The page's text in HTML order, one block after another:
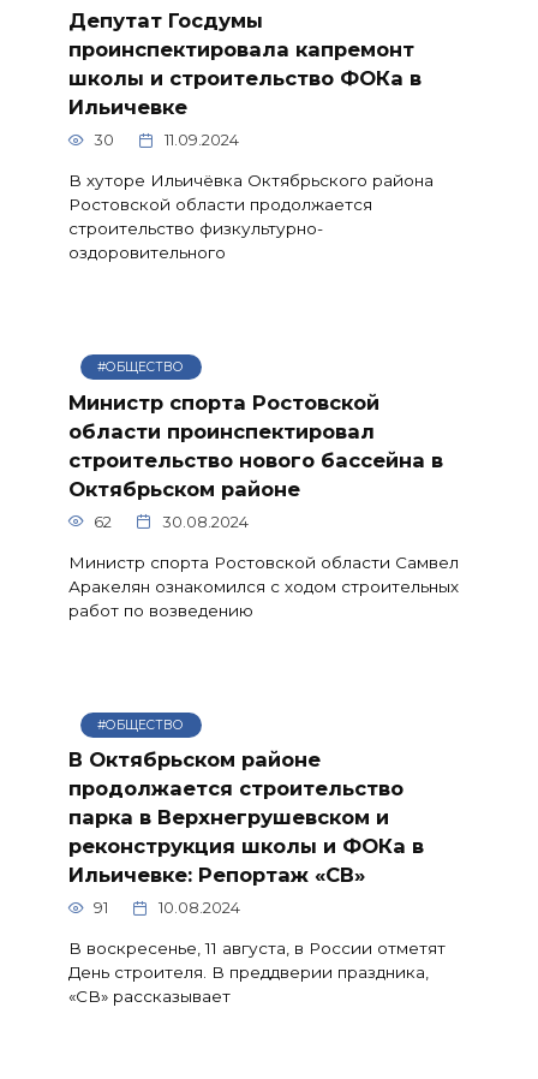
Депутат Госдумы
проинспектировала капремонт
школы и строительство ФОКа в
Ильичевке
30 11.09.2024
В хуторе Ильичёвка Октябрьского района
Ростовской области продолжается
строительство физкультурно-
оздоровительного
#ОБЩЕСТВО
Министр спорта Ростовской
области проинспектировал
строительство нового бассейна в
Октябрьском районе
62 30.08.2024
Министр спорта Ростовской области Самвел
Аракелян ознакомился с ходом строительных
работ по возведению
#ОБЩЕСТВО
В Октябрьском районе
продолжается строительство
парка в Верхнегрушевском и
реконструкция школы и ФОКа в
Ильичевке: Репортаж «СВ»
91 10.08.2024
В воскресенье, 11 августа, в России отметят
День строителя. В преддверии праздника,
«СВ» рассказывает